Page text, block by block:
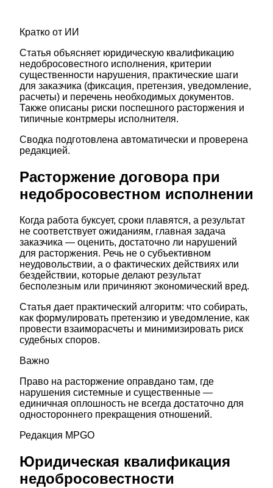
Кратко от ИИ
Статья объясняет юридическую квалификацию
недобросовестного исполнения, критерии
существенности нарушения, практические шаги
для заказчика (фиксация, претензия, уведомление,
расчеты) и перечень необходимых документов.
Также описаны риски поспешного расторжения и
типичные контрмеры исполнителя.
Сводка подготовлена автоматически и проверена
редакцией.
Расторжение договора при
недобросовестном исполнении
Когда работа буксует, сроки плавятся, а результат
не соответствует ожиданиям, главная задача
заказчика — оценить, достаточно ли нарушений
для расторжения. Речь не о субъективном
неудовольствии, а о фактических действиях или
бездействии, которые делают результат
бесполезным или причиняют экономический вред.
Статья дает практический алгоритм: что собирать,
как формулировать претензию и уведомление, как
провести взаиморасчеты и минимизировать риск
судебных споров.
Важно
Право на расторжение оправдано там, где
нарушения системные и существенные —
единичная оплошность не всегда достаточно для
одностороннего прекращения отношений.
Редакция MPGO
Юридическая квалификация
недобросовестности